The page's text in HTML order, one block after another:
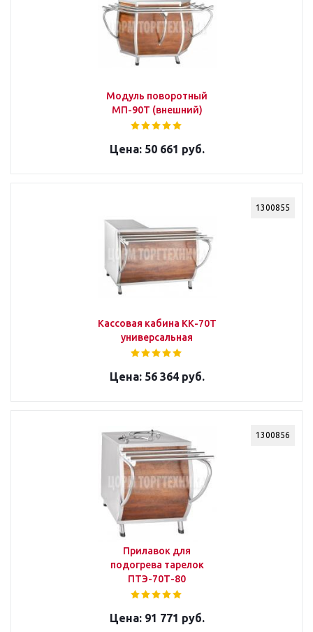
Модуль поворотный
МП-90Т (внешний)
50 661 руб.
1300855
Кассовая кабина КК-70Т
универсальная
56 364 руб.
1300856
Прилавок для
подогрева тарелок
ПТЭ-70Т-80
91 771 руб.